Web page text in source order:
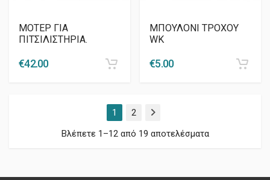
ΜΟΤΕΡ ΓΙΑ
ΠΙΤΣΙΛΙΣΤΗΡΙΑ.
€42.00
ΜΠΟΥΛΟΝΙ ΤΡΟΧΟΥ
WK
€5.00
1 2
Επόμενο
Βλέπετε 1–12 από 19 αποτελέσματα